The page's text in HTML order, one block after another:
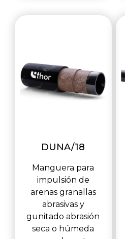
DUNA/18
Manguera para
impulsión de
arenas granallas
abrasivas y
gunitado abrasión
seca o húmeda